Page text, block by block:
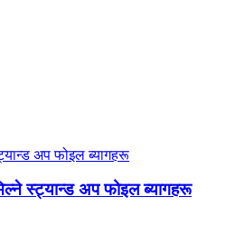
स्ट्यान्ड अप फोइल ब्यागहरू